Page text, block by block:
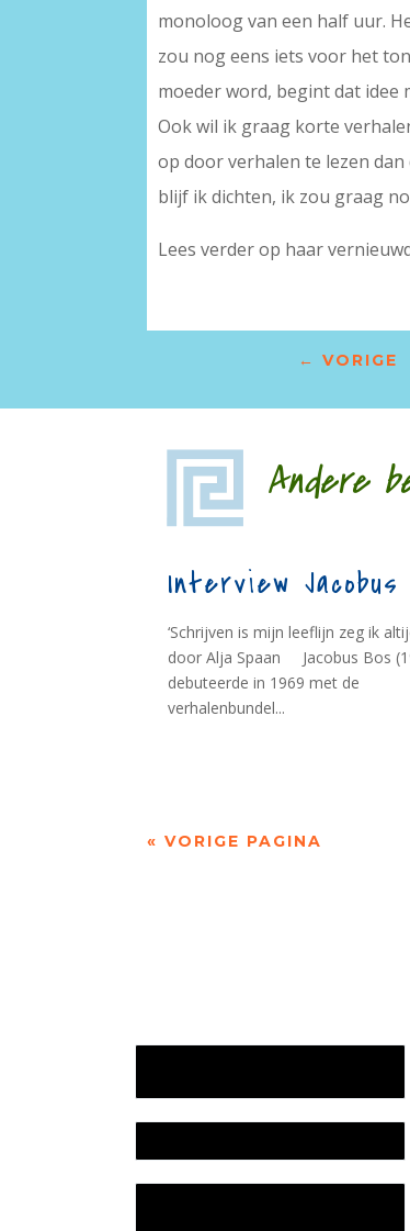
monoloog van een half uur.
zou nog eens iets voor het
moeder word, begint dat idee
Ook wil ik graag korte
op door verhalen te lezen
blijf ik dichten, ik zou graag
Lees verder op haar
← VORIGE
Andere
Interview Jacobus
‘Schrijven is mijn leeflijn zeg ik
door Alja Spaan Jacobus Bos
debuteerde in 1969 met de
verhalenbundel...
« VORIGE PAGINA